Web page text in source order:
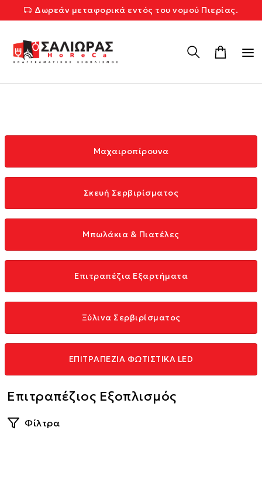
Δωρεάν μεταφορικά εντός του νομού Πιερίας.
Μαχαιροπίρουνα
Σκευή Σερβιρίσματος
Μπωλάκια & Πιατέλες
Επιτραπέζια Εξαρτήματα
Ξύλινα Σερβιρίσματος
ΕΠΙΤΡΑΠΕΖΙΑ ΦΩΤΙΣΤΙΚΑ LED
Επιτραπέζιος Εξοπλισμός
Φίλτρα